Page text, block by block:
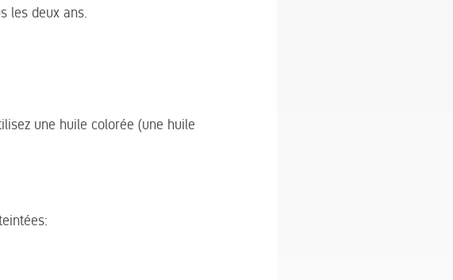
les deux ans.
une huile colorée (une huile